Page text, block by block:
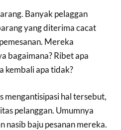
Banyak pelaggan
yang diterima cacat
Mereka
bagaimana? Ribet apa
kembali apa tidak?
mengantisipasi hal tersebut,
pelanggan. Umumnya
nasib baju pesanan mereka.